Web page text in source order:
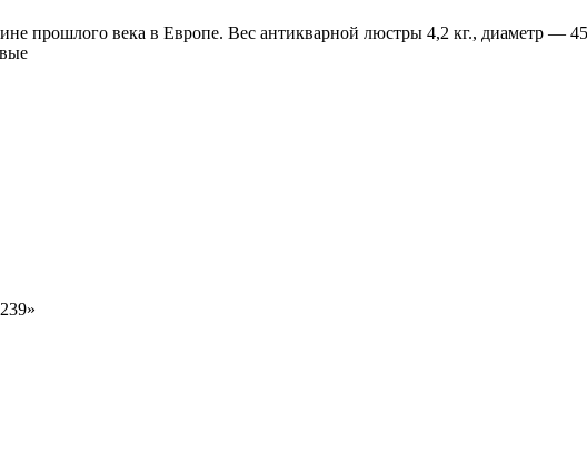
прошлого века в Европе. Вес антикварной люстры 4,2 кг., диаметр —